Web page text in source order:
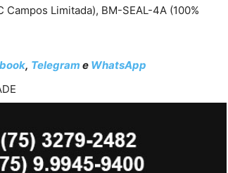
Limitada), BM-SEAL-4A (100%
, Telegram e WhatsApp